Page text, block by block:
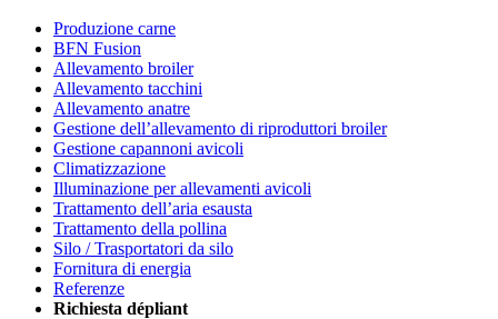
Produzione carne
BFN Fusion
Allevamento broiler
Allevamento tacchini
Allevamento anatre
Gestione dell’allevamento di riproduttori broiler
Gestione capannoni avicoli
Climatizzazione
Illuminazione per allevamenti avicoli
Trattamento dell’aria esausta
Trattamento della pollina
Silo / Trasportatori da silo
Fornitura di energia
Referenze
Richiesta dépliant